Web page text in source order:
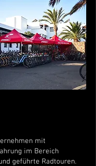
mit
im Bereich
geführte Radtouren.